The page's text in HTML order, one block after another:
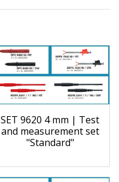
SET 9620 4 mm | Test
and measurement set
"Standard"